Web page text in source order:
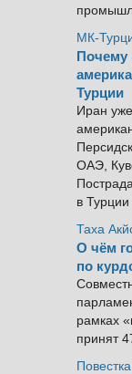
МК-
Почему
Турции
Иран
ОАЭ,
в
Таха
О чём
по
рамках
принят